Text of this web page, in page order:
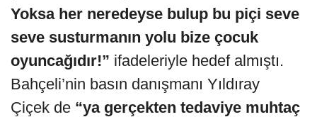
Yoksa her neredeyse bulup bu piçi seve
seve susturmanın yolu bize çocuk
oyuncağıdır!” ifadeleriyle hedef almıştı.
Bahçeli’nin basın danışmanı Yıldıray
Çiçek de “ya gerçekten tedaviye muhtaç